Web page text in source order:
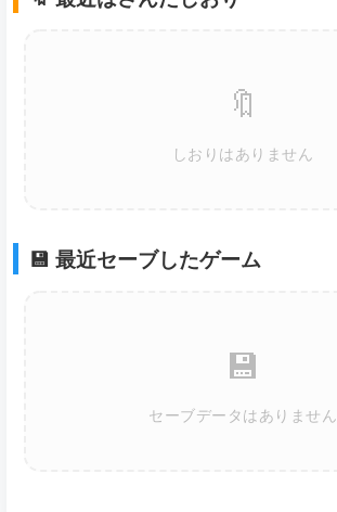
🔖
しおりはありません
💾 最近セーブしたゲーム
💾
セーブデータはありません